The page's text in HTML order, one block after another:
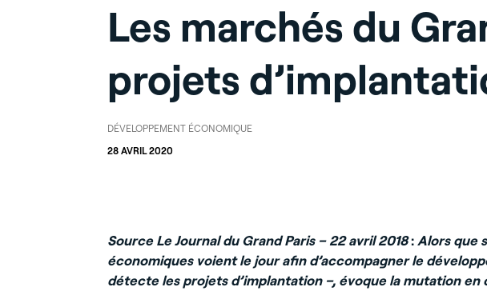
Les marchés du
projets
DÉVELOPPEMENT ÉCONOMIQUE
28 AVRIL 2020
Source Le Journal du Grand Paris – 22 avril 2018:Alors que
économiques voient le jour afin d’accompagner le
détecte les projets d’implantation –, évoque la mutation